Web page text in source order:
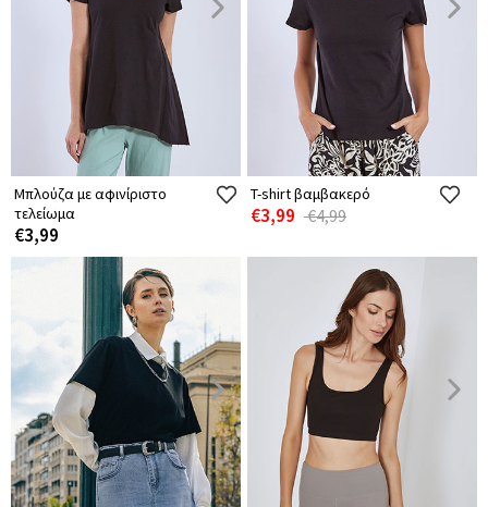
Μπλούζα με αφινίριστο
τελείωμα
€3,99
T-shirt βαμβακερό
€3,99 €4,99